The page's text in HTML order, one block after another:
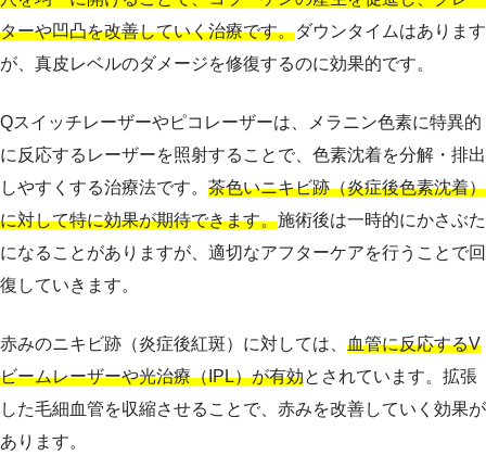
ターや凹凸を改善していく治療です。ダウンタイムはあります
が、真皮レベルのダメージを修復するのに効果的です。
Qスイッチレーザーやピコレーザーは、メラニン色素に特異的
に反応するレーザーを照射することで、色素沈着を分解・排出
しやすくする治療法です。 茶色いニキビ跡（炎症後色素沈着）
に対して特に効果が期待できます。施術後は一時的にかさぶた
になることがありますが、適切なアフターケアを行うことで回
復していきます。
赤みのニキビ跡（炎症後紅斑）に対しては、 血管に反応するV
ビームレーザーや光治療（IPL）が有効とされています。拡張
した毛細血管を収縮させることで、赤みを改善していく効果が
あります。